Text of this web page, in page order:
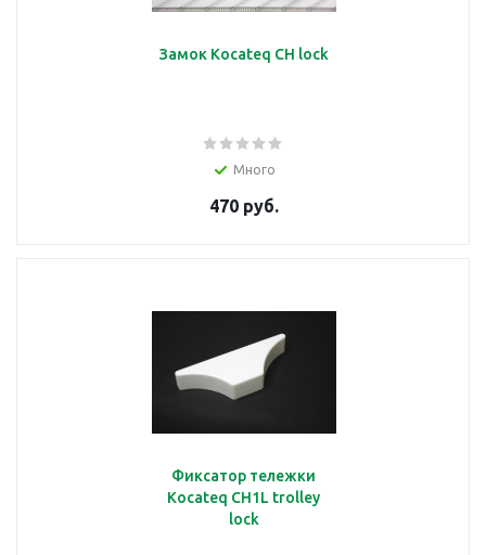
Дозатор
Замок Kocateq CH lock
Много
470 руб.
Фиксатор тележки
Kocateq CH1L trolley
lock